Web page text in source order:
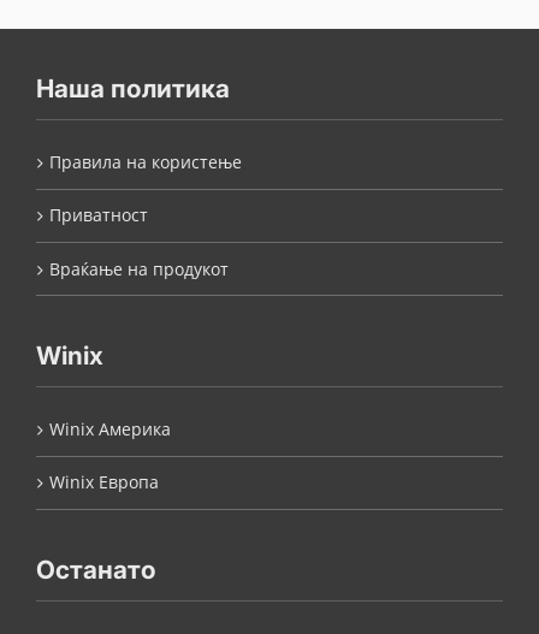
Наша политика
Правила на користење
Приватност
Враќање на продукот
Winix
Winix Америка
Winix Европа
Останато